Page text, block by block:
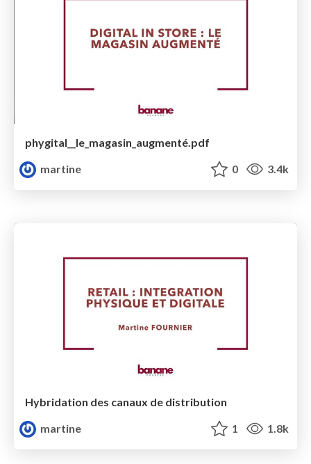
phygital__le_magasin_augmenté.pdf
martine
0 3.4k
Hybridation des canaux de distribution
martine
1 1.8k